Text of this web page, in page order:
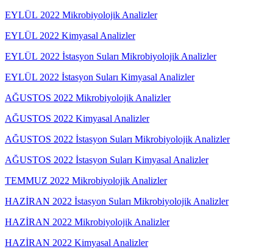
EYLÜL 2022 Mikrobiyolojik Analizler
EYLÜL 2022 Kimyasal Analizler
EYLÜL 2022 İstasyon Suları Mikrobiyolojik Analizler
EYLÜL 2022 İstasyon Suları Kimyasal Analizler
AĞUSTOS 2022 Mikrobiyolojik Analizler
AĞUSTOS 2022 Kimyasal Analizler
AĞUSTOS 2022 İstasyon Suları Mikrobiyolojik Analizler
AĞUSTOS 2022 İstasyon Suları Kimyasal Analizler
TEMMUZ 2022 Mikrobiyolojik Analizler
HAZİRAN 2022 İstasyon Suları Mikrobiyolojik Analizler
HAZİRAN 2022 Mikrobiyolojik Analizler
HAZİRAN 2022 Kimyasal Analizler